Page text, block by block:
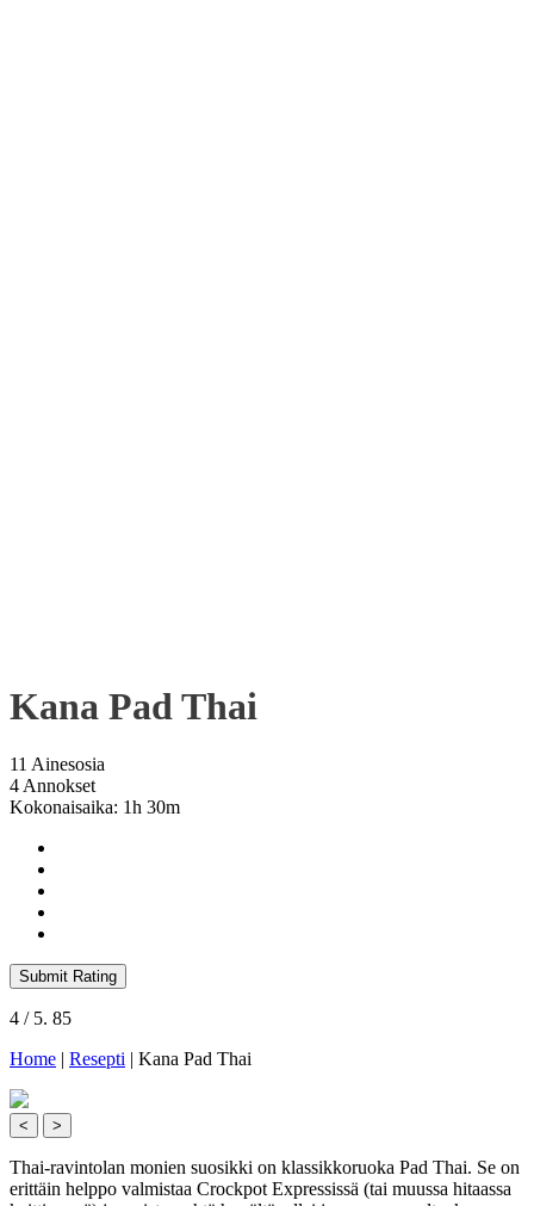
Kana Pad Thai
11 Ainesosia
4 Annokset
Kokonaisaika: 1h 30m
Submit Rating
4 / 5. 85
Home | Resepti | Kana Pad Thai
< >
Thai-ravintolan monien suosikki on klassikkoruoka Pad Thai. Se on
erittäin helppo valmistaa Crockpot Expressissä (tai muussa hitaassa